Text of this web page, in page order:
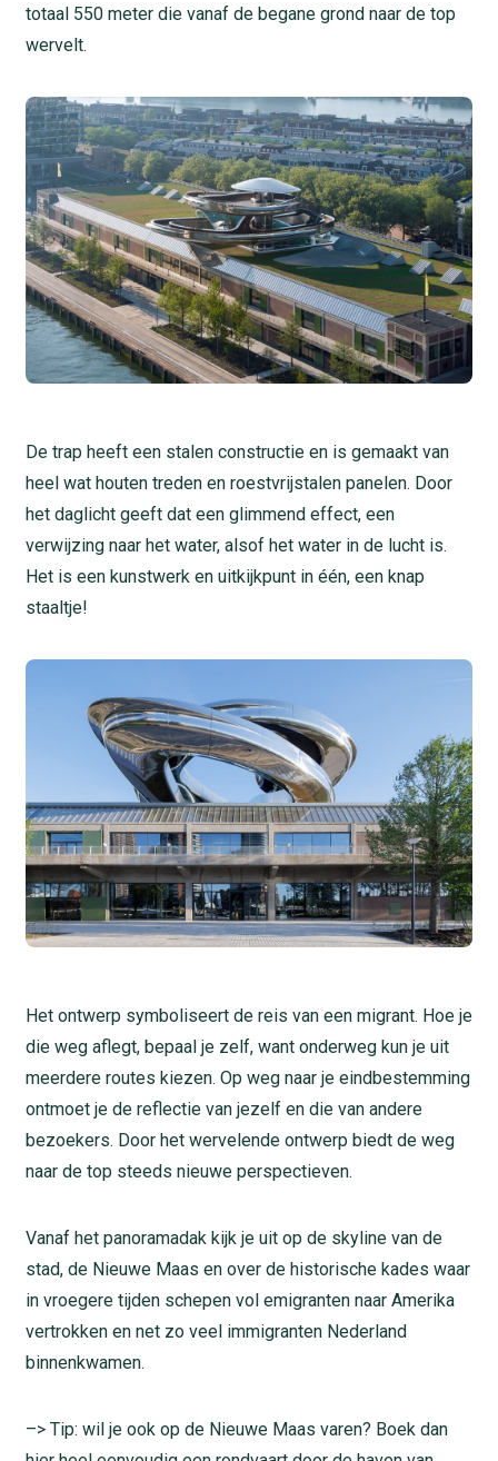
totaal 550 meter die vanaf de begane grond naar de top
wervelt.
De trap heeft een stalen constructie en is gemaakt van
heel wat houten treden en roestvrijstalen panelen. Door
het daglicht geeft dat een glimmend effect, een
verwijzing naar het water, alsof het water in de lucht is.
Het is een kunstwerk en uitkijkpunt in één, een knap
staaltje!
Het ontwerp symboliseert de reis van een migrant. Hoe je
die weg aflegt, bepaal je zelf, want onderweg kun je uit
meerdere routes kiezen. Op weg naar je eindbestemming
ontmoet je de reflectie van jezelf en die van andere
bezoekers. Door het wervelende ontwerp biedt de weg
naar de top steeds nieuwe perspectieven.
Vanaf het panoramadak kijk je uit op de skyline van de
stad, de Nieuwe Maas en over de historische kades waar
in vroegere tijden schepen vol emigranten naar Amerika
vertrokken en net zo veel immigranten Nederland
binnenkwamen.
–> Tip: wil je ook op de Nieuwe Maas varen? Boek dan